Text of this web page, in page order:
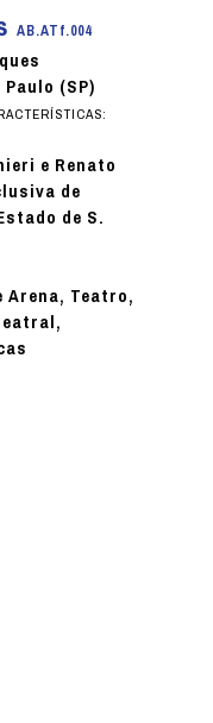
AB.ATf.004
(SP)
e Renato
de
de S.
Teatro,